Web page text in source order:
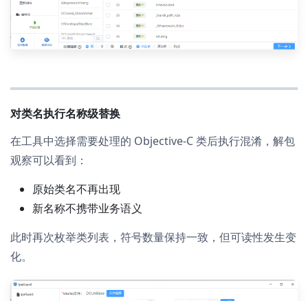
对类名执行名称级替换
在工具中选择需要处理的 Objective-C 类后执行混淆，解包
观察可以看到：
原始类名不再出现
新名称不携带业务语义
此时再次枚举类列表，符号数量保持一致，但可读性发生变
化。